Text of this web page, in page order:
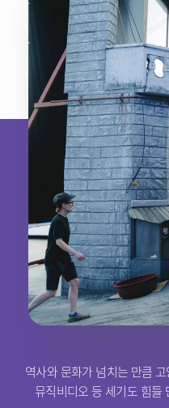
역사와 문화가 넘치는 만큼
뮤직비디오 등 세기도 힘들